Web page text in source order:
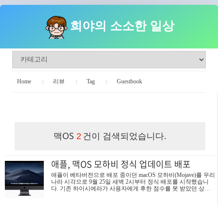
희야의 소소한 일상
Home 리뷰 Tag Guestbook
맥OS 2 건이 검색되었습니다.
애플, 맥OS 모하비 정식 업데이트 배포
애플이 베타버전으로 배포 중이던 macOS 모하비(Mojave)를 우리
나라 시각으로 9월 25일 새벽 2시부터 정식 배포를 시작했습니
다. 기존 하이시에라가 사용자에게 후한 점수를 못 받았던 상황